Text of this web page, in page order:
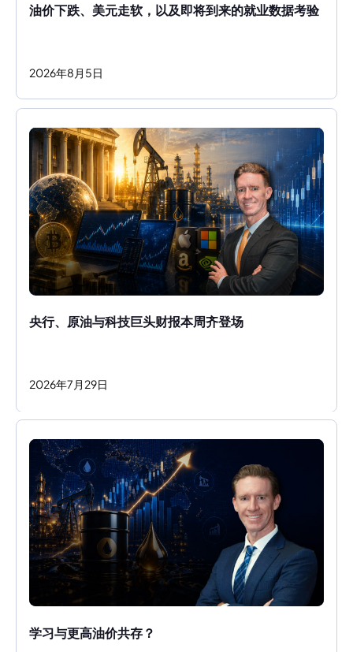
油价下跌、美元走软，以及即将到来的就业数据考验
2026年8 月 5日
央行、原油与科技巨头财报本周齐登场
2026年7 月 29日